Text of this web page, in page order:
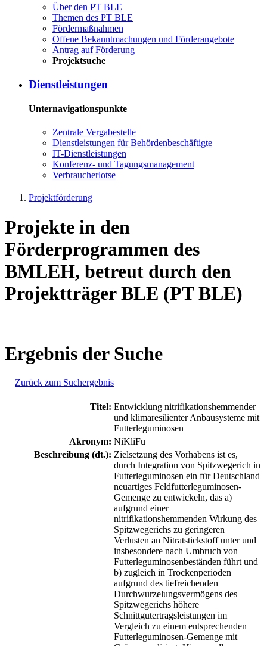
Über den PT BLE
The­men des PT BLE
För­der­maß­nah­men
Of­fe­ne Be­kannt­ma­chun­gen und För­der­an­ge­bo­te
An­trag auf För­de­rung
Pro­jekt­su­che
Dienst­leis­tun­gen
Unternavigationspunkte
Zen­tra­le Ver­ga­be­stel­le
Dienst­leis­tun­gen für Be­hör­den­be­schäf­tig­te
IT-Dienst­leis­tun­gen
Kon­fe­renz- und Tagungs­management
Ver­brau­cher­lot­se
Projektförderung
Projekte in den
Förderprogrammen des
BMLEH, betreut durch den
Projektträger BLE (PT BLE)
Ergebnis der Suche
Zurück zum Suchergebnis
Titel: Entwicklung nitrifikationshemmender
und klimaresilienter Anbausysteme mit
Futterleguminosen
Akronym: NiKliFu
Beschreibung (dt.): Zielsetzung des Vorhabens ist es,
durch Integration von Spitzwegerich in
Futterleguminosen ein für Deutschland
neuartiges Feldfutterleguminosen-
Gemenge zu entwickeln, das a)
aufgrund einer
nitrifikationshemmenden Wirkung des
Spitzwegerichs zu geringeren
Verlusten an Nitratstickstoff unter und
insbesondere nach Umbruch von
Futterleguminosenbeständen führt und
b) zugleich in Trockenperioden
aufgrund des tiefreichenden
Durchwurzelungsvermögens des
Spitzwegerichs höhere
Schnittgutertragsleistungen im
Vergleich zu einem entsprechenden
Futterleguminosen-Gemenge mit